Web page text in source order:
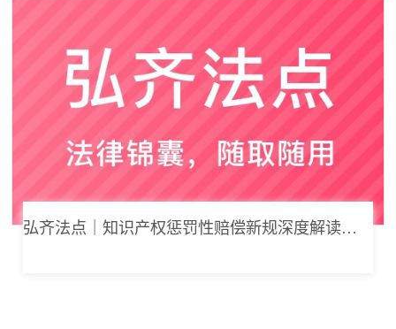
弘齐法点｜知识产权惩罚性赔偿新规深度解读： 从“赔得起”到“赔不起”的司法逻辑